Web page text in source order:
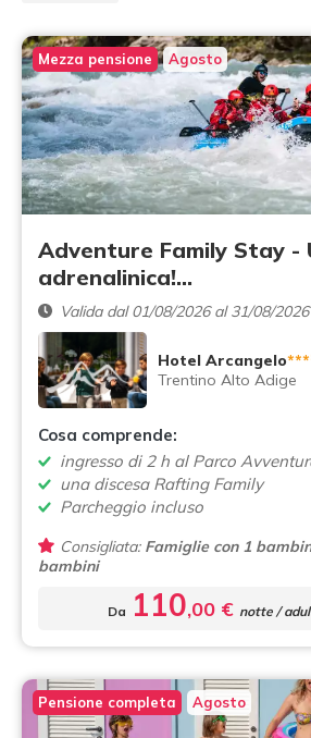
Mezza pensione Agosto
Adventure Family Stay -
adrenalinica!…
Valida dal 01/08/2026 al 31/08/2026
Hotel Arcangelo***
Trentino Alto Adige
Cosa comprende:
ingresso di 2 h al Parco
una discesa Rafting Family
Parcheggio incluso
Consigliata:Famiglie con 1
bambini
Da 110,00 € notte /
Pensione completa Agosto